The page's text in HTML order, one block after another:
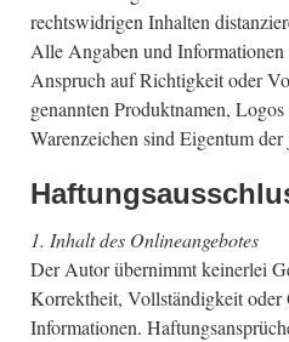
rechtswidrigen Inhalten
Alle Angaben und
Anspruch auf Richtigkeit oder
genannten Produktnamen,
Warenzeichen sind Eigentum
1. Inhalt des Onlineangebotes
Der Autor übernimmt keinerlei
Korrektheit, Vollständigkeit oder
Informationen.